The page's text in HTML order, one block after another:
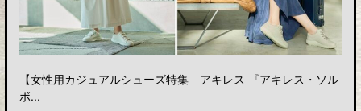
【女性用カジュアルシューズ特集 アキレス 『アキレス・ソル
ボ...